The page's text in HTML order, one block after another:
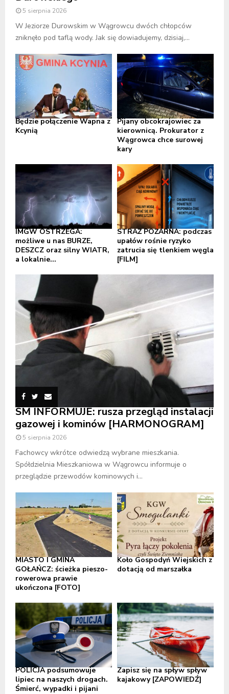
5 sierpnia 2026
W Jeziorze Durowskim w Wągrowcu dwóch chłopców
zniknęło pod taflą wody. Jak się dowiadujemy, dzisiaj,...
Będzie połączenie Wapna z
Kcynią
Pijany obcokrajowiec za
kierownicą. Prokurator z
Wągrowca chce surowej
kary
IMGW OSTRZEGA:
możliwe u nas BURZE,
DESZCZ oraz silny WIATR,
a lokalnie...
STRAŻ POŻARNA: podczas
upałów rośnie ryzyko
zatrucia się tlenkiem węgla
[FILM]
SM INFORMUJE: rusza przegląd instalacji
gazowej i kominów [HARMONOGRAM]
5 sierpnia 2026
Fachowcy wkrótce odwiedzą wybrane mieszkania.
Spółdzielnia Mieszkaniowa w Wągrowcu informuje o
przeglądzie przewodów kominowych i...
MIASTO I GMINA
GOŁAŃCZ: ścieżka pieszo-
rowerowa prawie
ukończona [FOTO]
Koło Gospodyń Wiejskich z
dotacją od marszałka
POLICJA podsumowuje
lipiec na naszych drogach.
Śmierć, wypadki i pijani
Zapisz się na spływ spływ
kajakowy [ZAPOWIEDŹ]